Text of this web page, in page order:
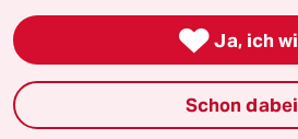
Seitenwende Einwilligungen
 Ja, ich
Schon